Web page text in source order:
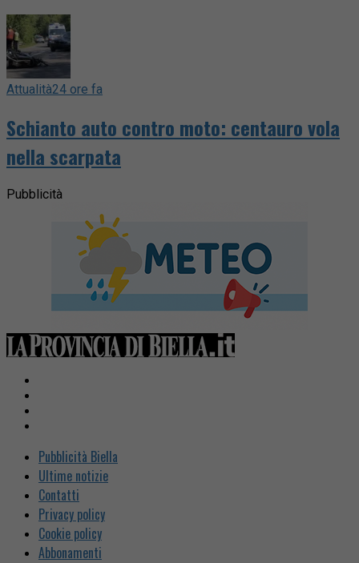
Attualità24 ore fa
Schianto auto contro moto: centauro vola
nella scarpata
Pubblicità
Pubblicità Biella
Ultime notizie
Contatti
Privacy policy
Cookie policy
Abbonamenti